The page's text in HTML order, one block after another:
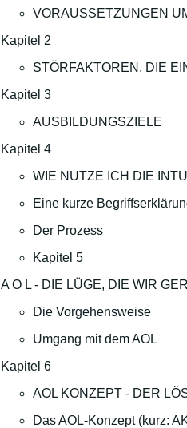
VORAUSSETZUNGEN
Kapitel 2
STÖRFAKTOREN, DIE
Kapitel 3
AUSBILDUNGSZIELE
Kapitel 4
WIE NUTZE ICH DIE
Eine kurze
Der Prozess
Kapitel 5
A O L - DIE LÜGE, DIE WIR
Die Vorgehensweise
Umgang mit dem AOL
Kapitel 6
AOL KONZEPT - DER
Das AOL-Konzept (kurz: